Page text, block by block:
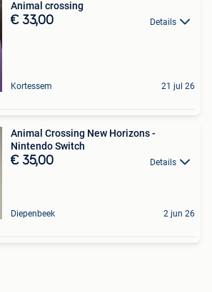
Animal crossing
€ 33,00 Details
Kortessem 21 jul 26
Animal Crossing New Horizons -
Nintendo Switch
€ 35,00 Details
Diepenbeek 2 jun 26